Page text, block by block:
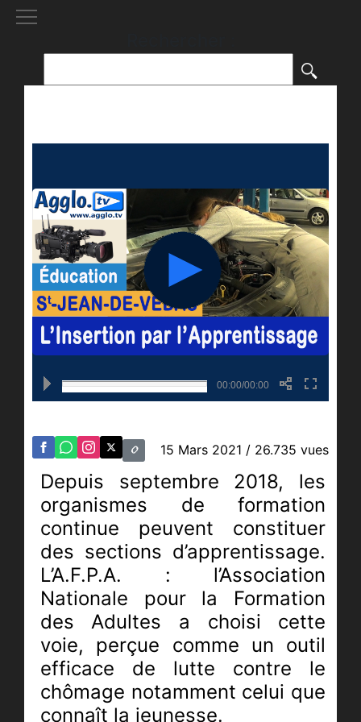
00:00/00:00
15 Mars 2021 / 26.735 vues
Depuis septembre 2018, les
organismes de formation
continue peuvent constituer
des sections d’apprentissage.
L’A.F.P.A. : l’Association
Nationale pour la Formation
des Adultes a choisi cette
voie, perçue comme un outil
efficace de lutte contre le
chômage notamment celui que
connaît la jeunesse.